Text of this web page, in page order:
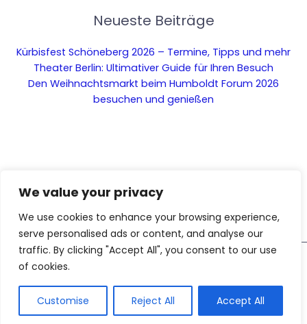
We value your privacy
We use cookies to enhance your browsing experience,
serve personalised ads or content, and analyse our
traffic. By clicking "Accept All", you consent to our use
of cookies.
Customise Reject All Accept All
Neueste Beiträge
Kürbisfest Schöneberg 2026 – Termine, Tipps und mehr
Theater Berlin: Ultimativer Guide für Ihren Besuch
Den Weihnachtsmarkt beim Humboldt Forum 2026
besuchen und genießen
Copyright © 2026 Das ist Berlin – Dein Stadtblog für die
Hauptstadt
AIund Bilder sind mithilfe
künstlicher Intelligenz erzeugt